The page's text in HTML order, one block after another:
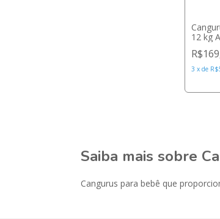
12 kg
3 x de
Saiba mais sobre
Cangurus para bebê que